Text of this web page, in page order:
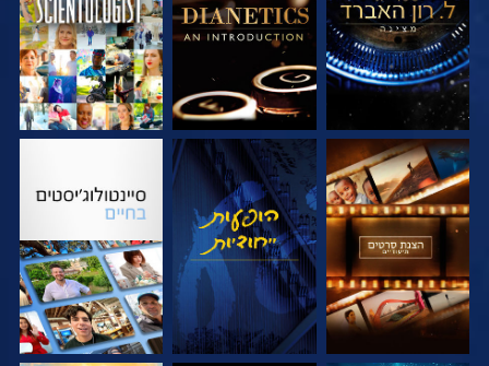
בדוק את הסדרה צפה בדוק את הסדרה